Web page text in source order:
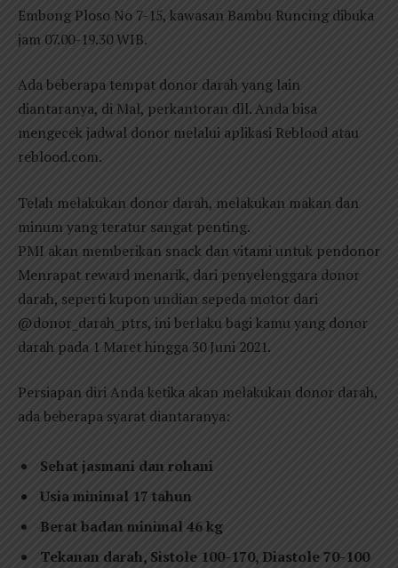
Embong Ploso No 7-15, kawasan Bambu Runcing dibuka
jam 07.00-19.30 WIB.
Ada beberapa tempat donor darah yang lain
diantaranya, di Mal, perkantoran dll. Anda bisa
mengecek jadwal donor melalui aplikasi Reblood atau
reblood.com.
Telah melakukan donor darah, melakukan makan dan
minum yang teratur sangat penting.
PMI akan memberikan snack dan vitami untuk pendonor
Menrapat reward menarik, dari penyelenggara donor
darah, seperti kupon undian sepeda motor dari
@donor_darah_ptrs, ini berlaku bagi kamu yang donor
darah pada 1 Maret hingga 30 Juni 2021.
Persiapan diri Anda ketika akan melakukan donor darah,
ada beberapa syarat diantaranya:
Sehat jasmani dan rohani
Usia minimal 17 tahun
Berat badan minimal 46 kg
Tekanan darah, Sistole 100-170, Diastole 70-100